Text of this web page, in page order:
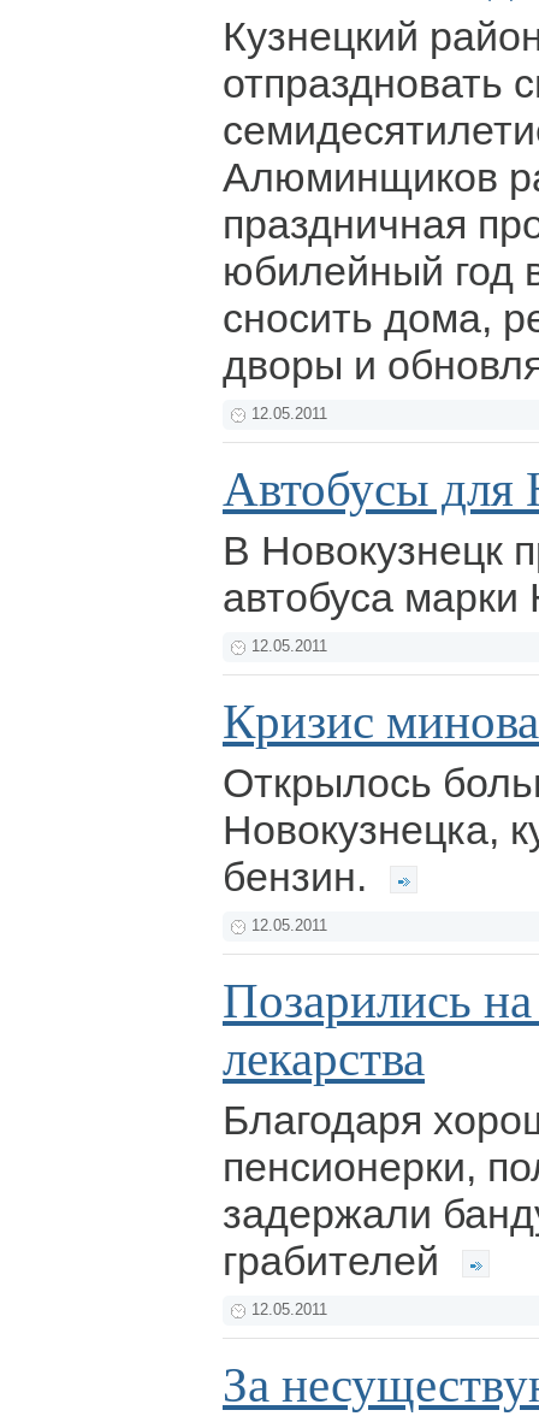
Кузнецкий
отпраздновать
Алюминщиков
праздничная
юбилейный год
сносить дома,
дворы и
12.05.2011
Автобусы для
В Новокузнецк
автобуса
12.05.2011
Кризис
Открылось
Новокузнецка,
бензин.
12.05.2011
Позарились
лекарства
Благодаря
пенсионерки,
задержали
грабителей
12.05.2011
За